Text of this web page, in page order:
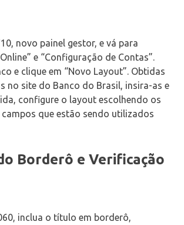
novo painel gestor, e vá para
e “Configuração de Contas”.
e clique em “Novo Layout”. Obtidas
no site do Banco do Brasil, insira-as e
configure o layout escolhendo os
que estão sendo utilizados
Borderô e Verificação
inclua o título em borderô,